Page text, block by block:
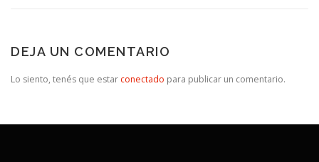
DEJA UN COMENTARIO
Lo siento, tenés que estar conectado para publicar un comentario.